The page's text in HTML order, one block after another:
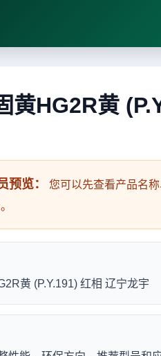
黄HG2R黄
预览：
您可以先查看产品名
黄 (P.Y.191) 红相 辽宁龙宇